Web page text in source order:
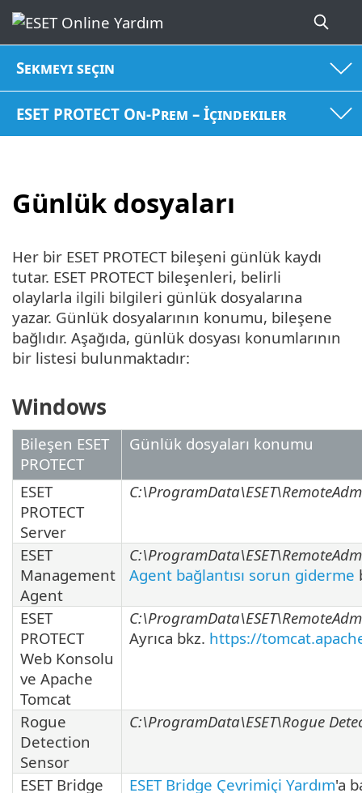
Sekmeyi seçin
ESET PROTECT On-Prem – İçindekiler
Günlük dosyaları
Her bir ESET PROTECT bileşeni günlük kaydı
tutar. ESET PROTECT bileşenleri, belirli
olaylarla ilgili bilgileri günlük dosyalarına
yazar. Günlük dosyalarının konumu, bileşene
bağlıdır. Aşağıda, günlük dosyası konumlarının
bir listesi bulunmaktadır:
Windows
Bileşen ESET
PROTECT
Günlük dosyaları konumu
ESET
PROTECT
Server
ESET
Management
Agent
Agent bağlantısı sorun giderme
ESET
PROTECT
Web Konsolu
ve Apache
Tomcat
Ayrıca bkz. https://
Rogue
Detection
Sensor
C:\ProgramData\ESET\Rogue
ESET Bridge
ESET Bridge Çevrimiçi Yardım'a